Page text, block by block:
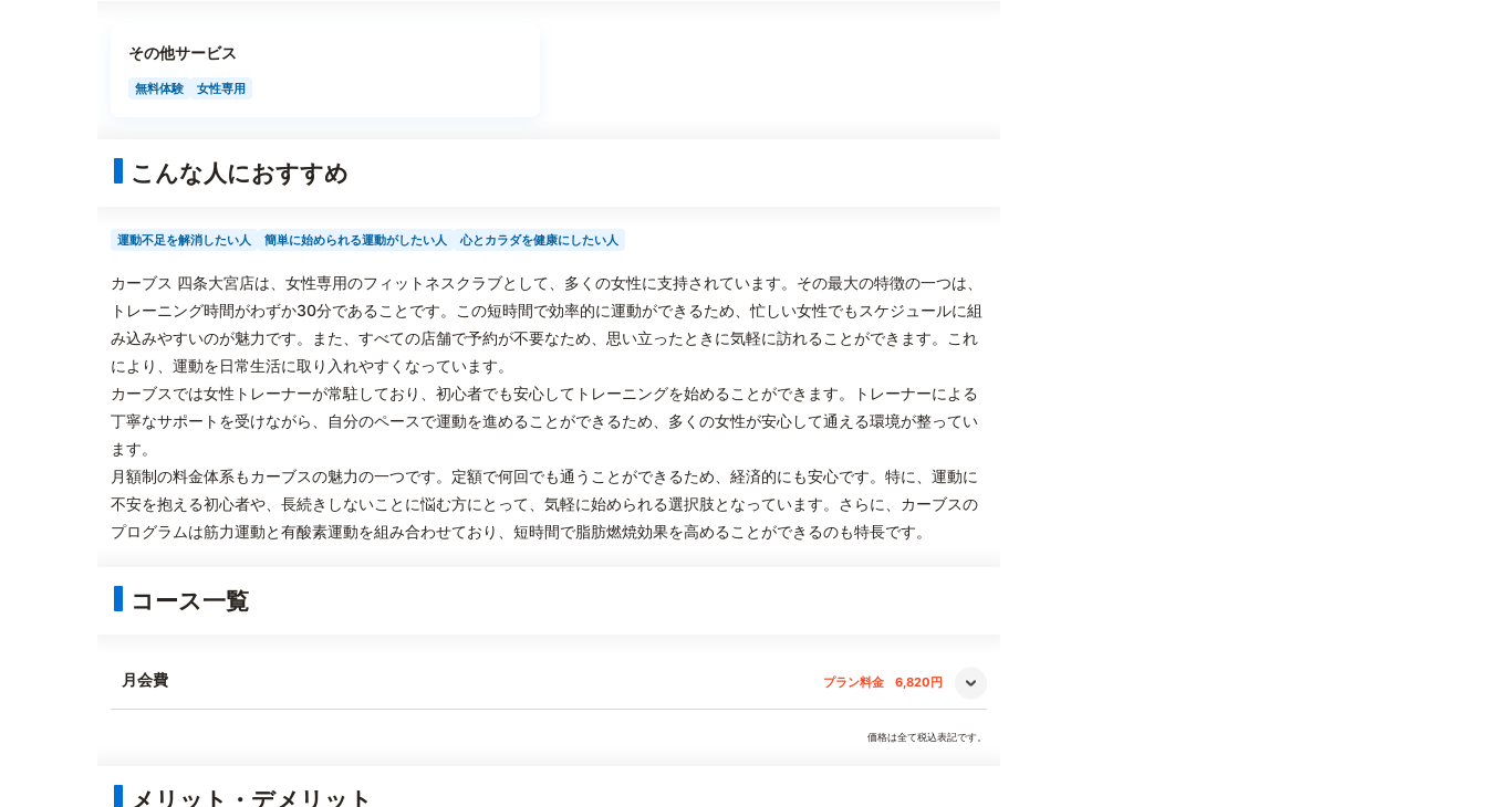
その他サービス
無料体験 女性専用
こんな人におすすめ
運動不足を解消したい人 簡単に始められる運動がしたい人 心とカラダを健康にしたい人
カーブス 四条大宮店は、女性専用のフィットネスクラブとして、多くの女性に支持されています。その最大の特徴の一つは、
トレーニング時間がわずか30分であることです。この短時間で効率的に運動ができるため、忙しい女性でもスケジュールに組
み込みやすいのが魅力です。また、すべての店舗で予約が不要なため、思い立ったときに気軽に訪れることができます。これ
により、運動を日常生活に取り入れやすくなっています。
カーブスでは女性トレーナーが常駐しており、初心者でも安心してトレーニングを始めることができます。トレーナーによる
丁寧なサポートを受けながら、自分のペースで運動を進めることができるため、多くの女性が安心して通える環境が整ってい
ます。
月額制の料金体系もカーブスの魅力の一つです。定額で何回でも通うことができるため、経済的にも安心です。特に、運動に
不安を抱える初心者や、長続きしないことに悩む方にとって、気軽に始められる選択肢となっています。さらに、カーブスの
プログラムは筋力運動と有酸素運動を組み合わせており、短時間で脂肪燃焼効果を高めることができるのも特長です。
コース一覧
月会費 プラン料金 6,820円
価格は全て税込表記です。
メリット・デメリット